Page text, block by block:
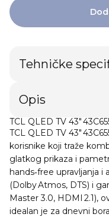
Tehničke
Opis
TCL QLED TV 43"
TCL QLED TV 43"
korisnike koji traže
glatkog prikaza i
hands‑free upravljanja i
(Dolby Atmos, DTS) i
Master 3.0, HDMI 2.1),
idealan je za dnevni